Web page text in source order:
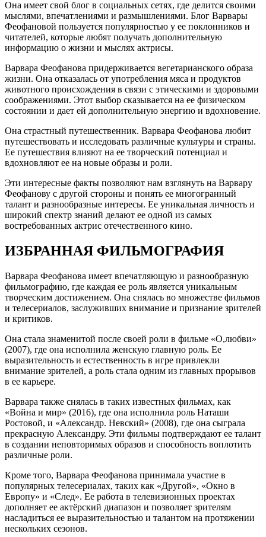
Она имеет свой блог в социальных сетях, где делится своими
мыслями, впечатлениями и размышлениями. Блог Варвары
Феофановой пользуется популярностью у ее поклонников и
читателей, которые любят получать дополнительную
информацию о жизни и мыслях актрисы.
Варвара Феофанова придерживается вегетарианского образа
жизни. Она отказалась от употребления мяса и продуктов
животного происхождения в связи с этическими и здоровыми
соображениями. Этот выбор сказывается на ее физическом
состоянии и дает ей дополнительную энергию и вдохновение.
Она страстный путешественник. Варвара Феофанова любит
путешествовать и исследовать различные культуры и страны.
Ее путешествия влияют на ее творческий потенциал и
вдохновляют ее на новые образы и роли.
Эти интересные факты позволяют нам взглянуть на Варвару
Феофанову с другой стороны и понять ее многогранный
талант и разнообразные интересы. Ее уникальная личность и
широкий спектр знаний делают ее одной из самых
востребованных актрис отечественного кино.
ИЗБРАННАЯ ФИЛЬМОГРАФИЯ
Варвара Феофанова имеет впечатляющую и разнообразную
фильмографию, где каждая ее роль является уникальным
творческим достижением. Она снялась во множестве фильмов
и телесериалов, заслуживших внимание и признание зрителей
и критиков.
Она стала знаменитой после своей роли в фильме «О,любви»
(2007), где она исполнила женскую главную роль. Ее
выразительность и естественность в игре привлекли
внимание зрителей, а роль стала одним из главных прорывов
в ее карьере.
Варвара также снялась в таких известных фильмах, как
«Война и мир» (2016), где она исполнила роль Наташи
Ростовой, и «Александр. Невский» (2008), где она сыграла
прекрасную Александру. Эти фильмы подтверждают ее талант
в создании неповторимых образов и способность воплотить
различные роли.
Кроме того, Варвара Феофанова принимала участие в
популярных телесериалах, таких как «Другой», «Окно в
Европу» и «След». Ее работа в телевизионных проектах
дополняет ее актёрский диапазон и позволяет зрителям
насладиться ее выразительностью и талантом на протяжении
нескольких сезонов.